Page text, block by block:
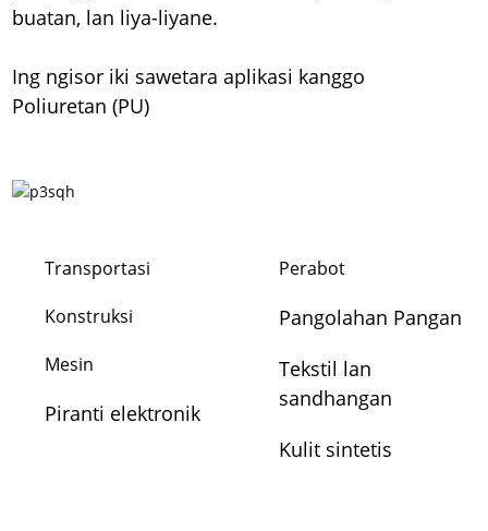
buatan, lan liya-liyane.
Ing ngisor iki sawetara aplikasi kanggo
Poliuretan (PU)
Transportasi
Konstruksi
Mesin
Piranti elektronik
Perabot
Pangolahan Pangan
Tekstil lan
sandhangan
Kulit sintetis